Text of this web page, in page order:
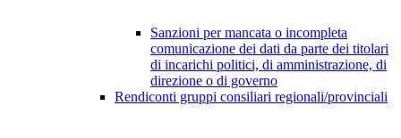
Sanzioni per mancata o incompleta
comunicazione dei dati da parte dei titolari
di incarichi politici, di amministrazione, di
direzione o di governo
Rendiconti gruppi consiliari regionali/provinciali